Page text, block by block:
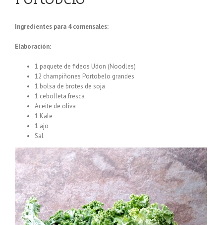
Ingredientes para 4 comensales:
Elaboración:
1 paquete de fideos Udon (Noodles)
12 champiñones Portobelo grandes
1 bolsa de brotes de soja
1 cebolleta fresca
Aceite de oliva
1 Kale
1 ajo
Sal